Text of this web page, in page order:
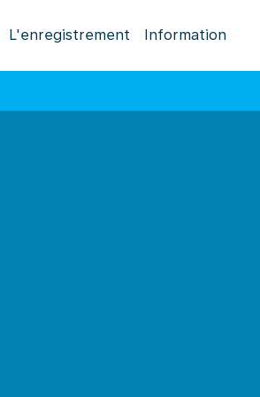
L'enregistrement Information